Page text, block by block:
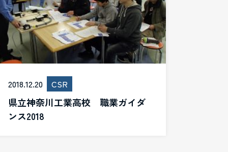
2018.12.20 CSR
県立神奈川工業高校 職業ガイダ
ンス2018